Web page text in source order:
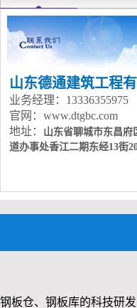
山东德通建筑工程
业务经理：13336355975
官网：www.dtgbc.com
地址：
山东省聊城市东昌府
道办事处香江二期东经13街
钢板仓、钢板库的科技研